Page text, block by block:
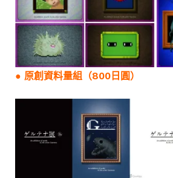
● 原創資料量組（800日圓）